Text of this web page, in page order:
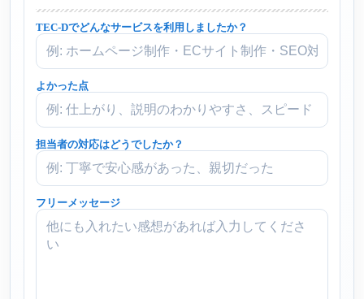
TEC-Dでどんなサービスを利用しましたか？
よかった点
担当者の対応はどうでしたか？
フリーメッセージ